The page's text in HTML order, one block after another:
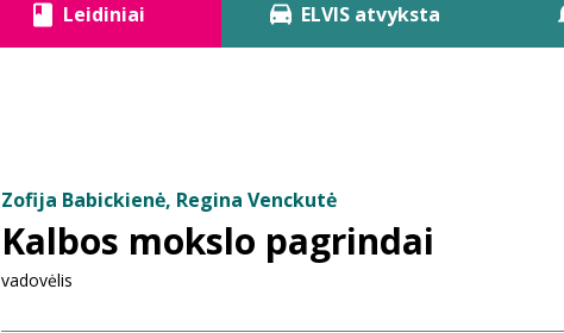
Leidiniai ELVIS atvyksta
Zofija Babickienė, Regina Venckutė
Kalbos mokslo pagrindai
vadovėlis